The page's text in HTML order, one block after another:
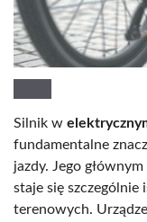
Silnik w
fundamentalne
jazdy. Jego
staje się
terenowych.